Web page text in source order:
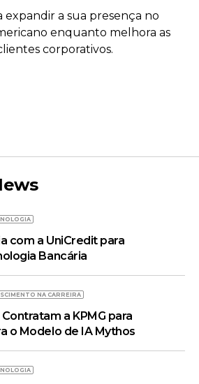
expandir a sua presença no
enquanto melhora as
corporativos.
com a UniCredit para
Bancária
NA CARREIRA
a KPMG para
o Modelo de IA Mythos